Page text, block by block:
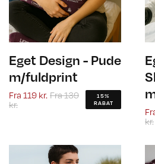
Eget Design - Pude
m/fuldprint
Fra 119 kr. Fra139
kr.
15%
RABAT
kr.